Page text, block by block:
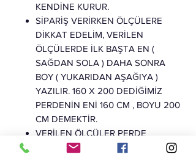
KENDİNE KURUR.
SİPARİŞ VERİRKEN ÖLÇÜLERE
DİKKAT EDELİM, VERİLEN
ÖLÇÜLERDE İLK BAŞTA EN (
SAĞDAN SOLA ) DAHA SONRA
BOY ( YUKARIDAN AŞAĞIYA )
YAZILIR. 160 X 200 DEDİĞİMİZ
PERDENİN ENİ 160 CM , BOYU 200
CM DEMEKTİR.
VERİLEN ÖLÇÜLER PERDE
KUMAŞININ TAKILI OLDUĞU KASA